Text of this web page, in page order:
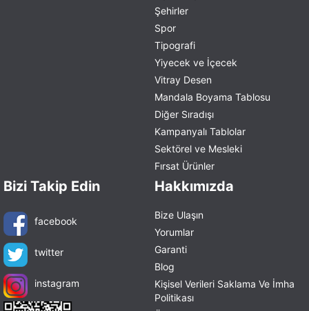
Şehirler
Spor
Tipografi
Yiyecek ve İçecek
Vitray Desen
Mandala Boyama Tablosu
Diğer Sıradışı
Kampanyalı Tablolar
Sektörel ve Mesleki
Fırsat Ürünler
Bizi Takip Edin
facebook
twitter
instagram
Hakkımızda
Bize Ulaşın
Yorumlar
Garanti
Blog
Kişisel Verileri Saklama Ve İmha
Politikası